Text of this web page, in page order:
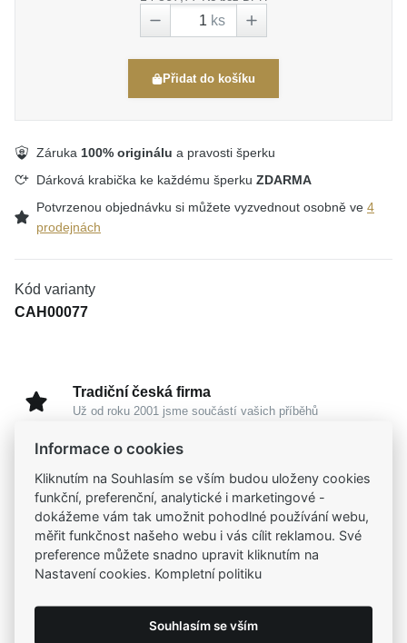
ks
Přidat do košíku
Záruka 100% originálu a pravosti šperku
Dárková krabička ke každému šperku ZDARMA
Potvrzenou objednávku si můžete vyzvednout osobně ve 4
prodejnách
Kód varianty
CAH00077
Tradiční česká firma
Už od roku 2001 jsme součástí vašich příběhů
Na našem e-shopu máte výběr z tisíců šperků
Garance vysoké kvality
Certifikáty původu a kvality k vybraným šperkům
Kamenné prodejny
Zastavte se do jedné z našich4 prodejen
Informace o cookies
Kliknutím na Souhlasím se vším budou uloženy cookies
funkční, preferenční, analytické i marketingové -
dokážeme vám tak umožnit pohodlné používání webu,
měřit funkčnost našeho webu i vás cílit reklamou. Své
preference můžete snadno upravit kliknutím na
Nastavení cookies. Kompletní politiku
Souhlasím se vším